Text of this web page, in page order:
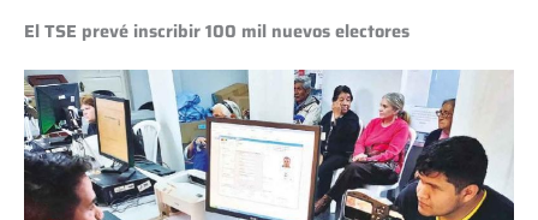
El TSE prevé inscribir 100 mil nuevos electores